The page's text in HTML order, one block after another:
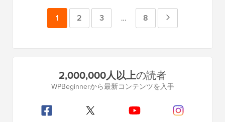
ペ
ジ
1
ペ
ジ
2
ペ
ジ
3
中
ー
ジ
は
…
ペ
ジ
8
ペ
2,000,000人以上の読者
WPBeginnerから最新コンテンツを入手